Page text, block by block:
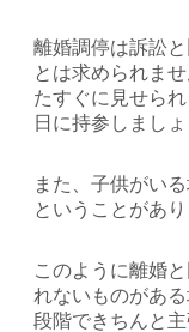
離婚調停は訴訟
とは求められま
たすぐに見せら
日に持参しましょ
また、子供がい
ということがあり
このように離婚
れないものがあ
段階できちんと